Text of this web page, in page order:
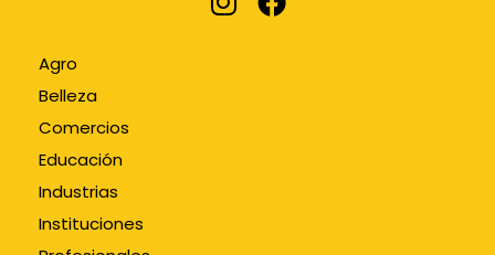
Agro
Belleza
Comercios
Educación
Industrias
Instituciones